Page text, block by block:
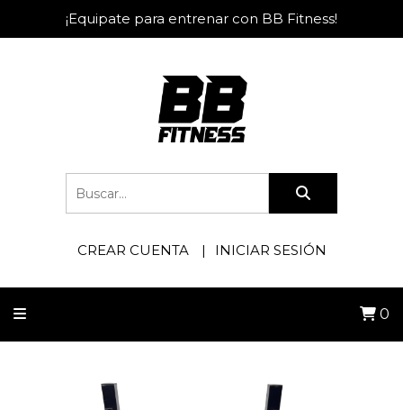
¡Equipate para entrenar con BB Fitness!
CREAR CUENTA INICIAR SESIÓN
0